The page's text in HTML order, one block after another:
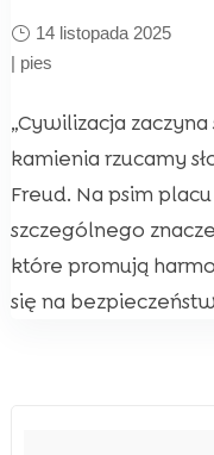
14 listopada 2025
| pies
„Cywilizacja
kamienia rzucamy
Freud. Na psim
szczególnego
które promują
się na